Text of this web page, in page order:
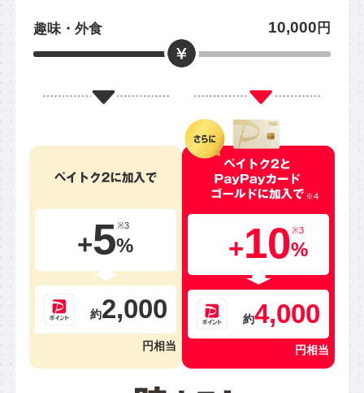
趣味・外食 10,000 円
+5%
※3
約2,000
円相当
+10%
※3
約4,000
円相当